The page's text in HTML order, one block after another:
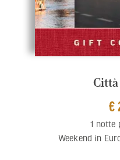
€
1 notte
Weekend in